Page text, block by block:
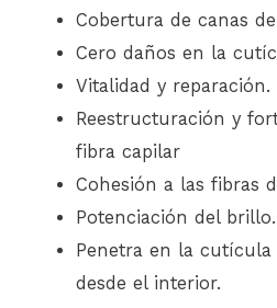
Cobertura de canas
Cero daños en la
Vitalidad y reparación.
Reestructuración y
fibra capilar
Cohesión a las fibras
Potenciación del brillo.
Penetra en la
desde el interior.